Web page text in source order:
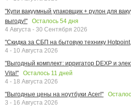
"Купи вакуумный упаковщик + рулон для
выгоду!"
Осталось 54 дня
4 Августа - 30 Сентября 2026
"Скидка за СБП на бытовую технику
4 - 10 Августа 2026
"Выгодный комплект: ирригатор DEXP и
Vita!"
Осталось 11 дней
4 - 18 Августа 2026
"Выгодные цены на ноутбуки Acer!"
3 - 16 Августа 2026